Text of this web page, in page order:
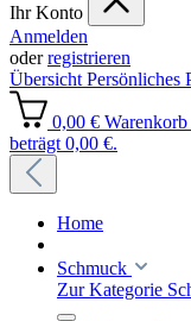
Ihr Konto
Anmelden
oderregistrieren
Übersicht Persönliches
0,00 €
beträgt 0,00 €.
Home
Schmuck
Zur Kategorie